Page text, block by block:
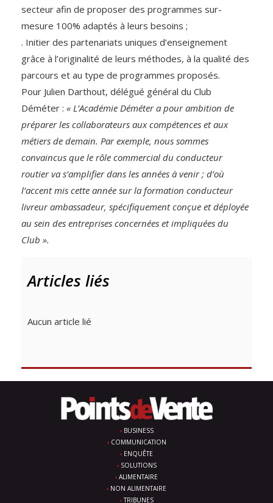
secteur afin de proposer des programmes sur-
mesure 100% adaptés à leurs besoins ;
. Initier des partenariats uniques d’enseignement
grâce à l’originalité de leurs méthodes, à la qualité des
parcours et au type de programmes proposés.
Pour Julien Darthout, délégué général du Club
Déméter : « L’Académie Déméter a pour ambition de
préparer les collaborateurs aux compétences et aux
métiers de demain. Par exemple, nous sommes
convaincus que le rôle commercial du conducteur
routier va s’amplifier dans les années à venir ; d’où
l’accent mis cette année sur la formation conducteur
livreur ambassadeur, spécifiquement conçue et déployée
au sein des entreprises concernées et impliquées du
Club ».
Articles liés
Aucun article lié
BUSINESS
COMMUNICATION
ENQUÊTE
SOLUTIONS
ALIMENTAIRE
NON ALIMENTAIRE
TRIBUNES